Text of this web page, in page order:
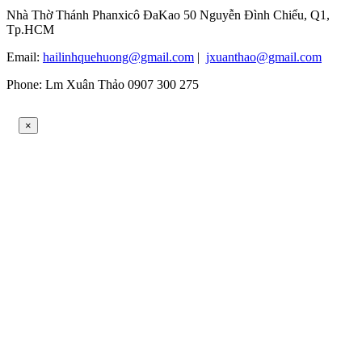
Nhà Thờ Thánh Phanxicô ĐaKao 50 Nguyễn Đình Chiểu, Q1,
Tp.HCM
Email: hailinhquehuong@gmail.com | jxuanthao@gmail.com
Phone: Lm Xuân Thảo 0907 300 275
×